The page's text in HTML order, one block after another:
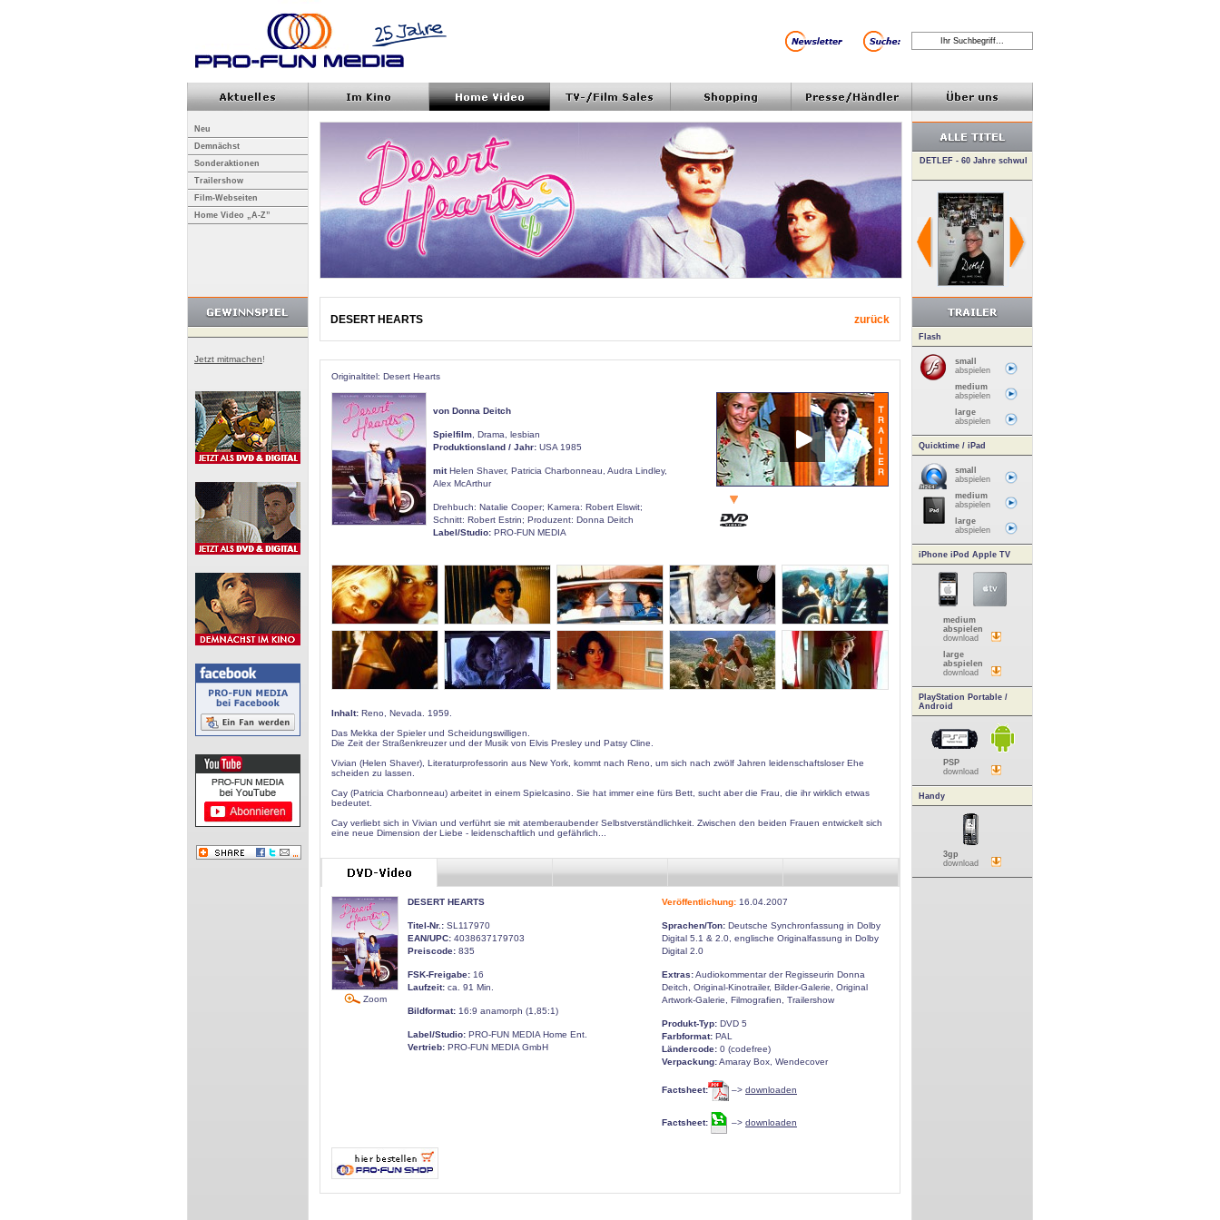
Neu
Demnächst
Sonderaktionen
Trailershow
Film-Webseiten
Home Video „A-Z”
Jetzt mitmachen!
DESERT HEARTS zurück
Originaltitel: Desert Hearts
von Donna Deitch
Spielfilm , Drama, lesbian
Produktionsland / Jahr: USA 1985
mitHelen Shaver, Patricia Charbonneau, Audra Lindley,
Alex McArthur
Drehbuch: Natalie Cooper; Kamera: Robert Elswit;
Schnitt: Robert Estrin; Produzent: Donna Deitch
Label/Studio: PRO-FUN MEDIA
Inhalt: Reno, Nevada. 1959.
Das Mekka der Spieler und Scheidungswilligen.
Die Zeit der Straßenkreuzer und der Musik von Elvis Presley und Patsy Cline.
Vivian (Helen Shaver), Literaturprofessorin aus New York, kommt nach Reno, um sich nach zwölf Jahren leidenschaftsloser Ehe
scheiden zu lassen.
Cay (Patricia Charbonneau) arbeitet in einem Spielcasino. Sie hat immer eine fürs Bett, sucht aber die Frau, die ihr wirklich etwas
bedeutet.
Cay verliebt sich in Vivian und verführt sie mit atemberaubender Selbstverständlichkeit. Zwischen den beiden Frauen entwickelt sich
eine neue Dimension der Liebe - leidenschaftlich und gefährlich...
Zoom
DESERT HEARTS
Titel-Nr.: SL117970
EAN/UPC: 4038637179703
Preiscode: 835
FSK-Freigabe: 16
Laufzeit: ca. 91 Min.
Bildformat: 16:9 anamorph (1,85:1)
Label/Studio: PRO-FUN MEDIA Home Ent.
Vertrieb: PRO-FUN MEDIA GmbH
Veröffentlichung: 16.04.2007
Sprachen/Ton: Deutsche Synchronfassung in Dolby
Digital 5.1 & 2.0, englische Originalfassung in Dolby
Digital 2.0
Extras:Audiokommentar der Regisseurin Donna
Deitch, Original-Kinotrailer, Bilder-Galerie, Original
Artwork-Galerie, Filmografien, Trailershow
Produkt-Typ: DVD 5
Farbformat: PAL
Ländercode: 0 (codefree)
Verpackung:Amaray Box, Wendecover
Factsheet: –> downloaden
Factsheet: –> downloaden
Flash
small
abspielen
medium
abspielen
large
abspielen
Quicktime / iPad
small
abspielen
medium
abspielen
large
abspielen
iPhone iPod Apple TV
medium
abspielen
download
large
abspielen
download
PlayStation Portable /
Android
PSP
download
Handy
3gp
download